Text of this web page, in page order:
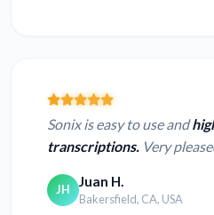
Sonix is easy to use and
transcriptions. Very
JH Juan H.
Bakersfield, CA, USA